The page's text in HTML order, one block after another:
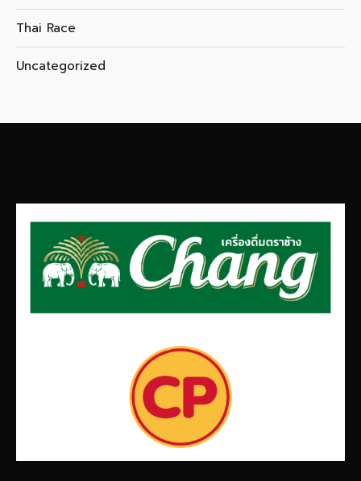
Thai Race
Uncategorized